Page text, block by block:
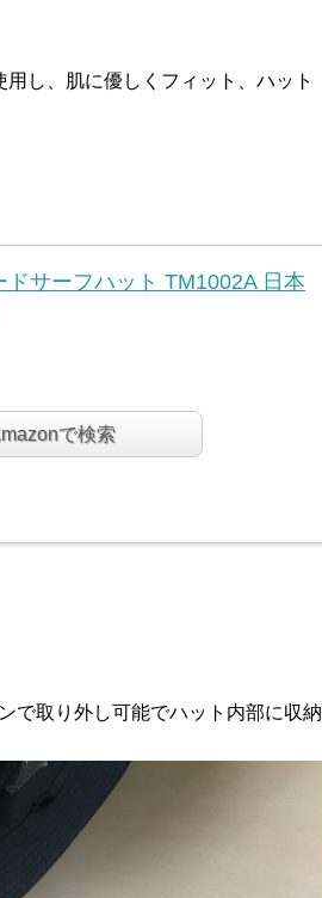
し、肌に優しくフィット、ハット
ドサーフハット TM1002A 日本
で検索
で取り外し可能でハット内部に収納